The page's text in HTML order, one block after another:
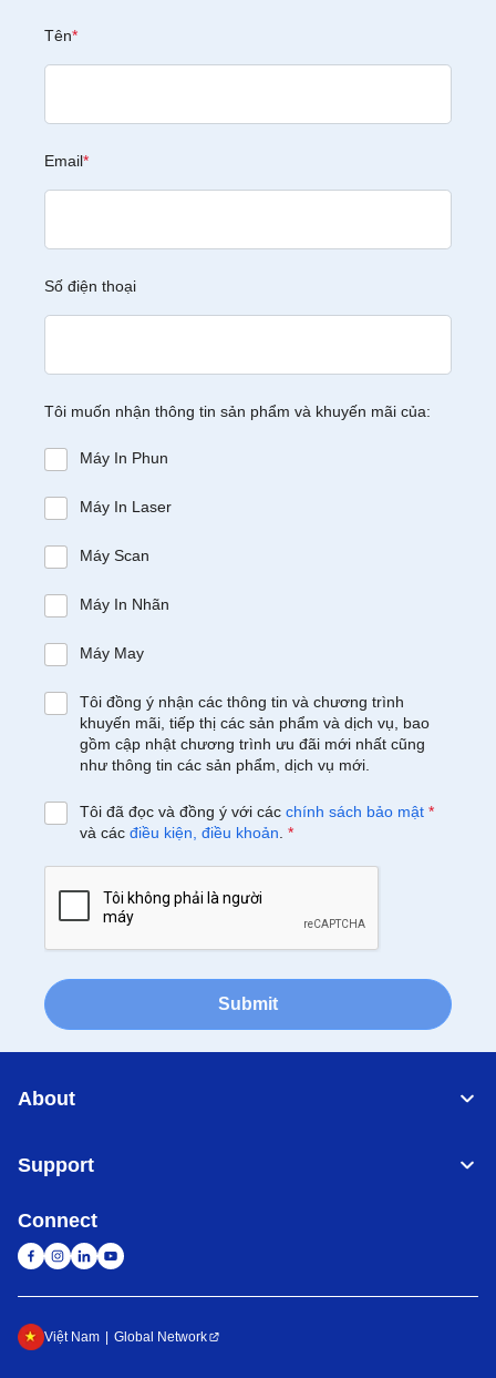
Tên*
Email*
Số điện thoại
Tôi muốn nhận thông tin sản phẩm và khuyến mãi của:
Máy In Phun
Máy In Laser
Máy Scan
Máy In Nhãn
Máy May
Tôi đồng ý nhận các thông tin và chương trình
khuyến mãi, tiếp thị các sản phẩm và dịch vụ, bao
gồm cập nhật chương trình ưu đãi mới nhất cũng
như thông tin các sản phẩm, dịch vụ mới.
Tôi đã đọc và đồng ý với các chính sách bảo mật *
và các điều kiện, điều khoản *
Submit
About
Support
Connect
Việt Nam Global Network